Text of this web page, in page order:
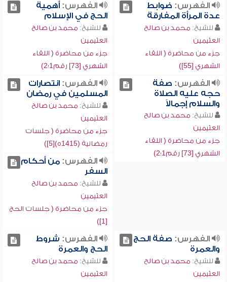
الفهرس: ضوابط
عدة المرأة المفارقة
للشيخ: محمد بن صالح
العثيمين
جزء من محاضرة ( اللقاء
الشهري [55])
الفهرس:أهمية
الحج في الإسلام
للشيخ: محمد بن صالح
العثيمين
جزء من محاضرة ( اللقاء
الشهري [73] رقم1؛2)
الفهرس: صفة
حجه عليه الصلاة
والسلام إجمالاً
للشيخ: محمد بن صالح
العثيمين
جزء من محاضرة ( اللقاء
الشهري [73] رقم1؛2)
الفهرس:انتصارات
المسلمين في رمضان
للشيخ: محمد بن صالح
العثيمين
جزء من محاضرة ( جلسات
رمضانية (1415ه)[5])
الفهرس:من أحكام
السفر
للشيخ: محمد بن صالح
العثيمين
جزء من محاضرة ( جلسات الحج
[1])
الفهرس: صفة الحج
والعمرة
للشيخ: محمد بن صالح
العثيمين
الفهرس: شروط
الحج والعمرة
للشيخ: محمد بن صالح
العثيمين